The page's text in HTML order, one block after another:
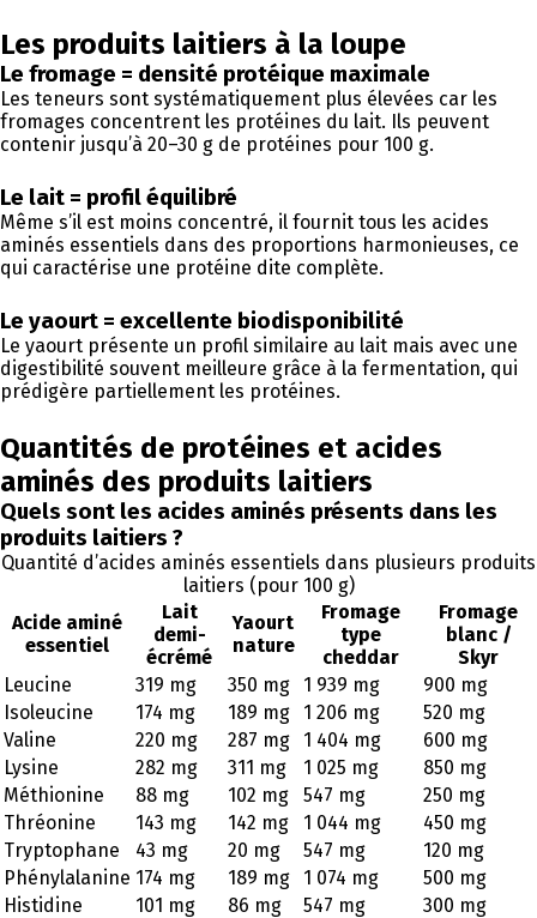
Les produits laitiers à la loupe
Le fromage = densité protéique maximale
Les teneurs sont systématiquement plus élevées car les
fromages concentrent les protéines du lait. Ils peuvent
contenir jusqu’à 20–30 g de protéines pour 100 g.
Le lait = profil équilibré
Même s’il est moins concentré, il fournit tous les acides
aminés essentiels dans des proportions harmonieuses, ce
qui caractérise une protéine dite complète.
Le yaourt = excellente biodisponibilité
Le yaourt présente un profil similaire au lait mais avec une
digestibilité souvent meilleure grâce à la fermentation, qui
prédigère partiellement les protéines.
Quantités de protéines et acides
aminés des produits laitiers
Quels sont les acides aminés présents dans les
produits laitiers ?
Quantité d’acides aminés essentiels dans plusieurs produits
laitiers (pour 100 g)
Acide aminé
essentiel
Lait
demi-
écrémé
Yaourt
nature
Fromage
type
cheddar
Fromage
blanc /
Skyr
Leucine
319 mg 350 mg 1 939 mg
900 mg
Isoleucine
174 mg 189 mg 1 206 mg
520 mg
Valine
220 mg 287 mg 1 404 mg
600 mg
Lysine
282 mg 311 mg 1 025 mg
850 mg
Méthionine
88 mg 102 mg 547 mg
250 mg
Thréonine
143 mg 142 mg 1 044 mg
450 mg
Tryptophane
43 mg 20 mg 547 mg
120 mg
Phénylalanine 174 mg 189 mg 1 074 mg
500 mg
Histidine
101 mg 86 mg 547 mg 300 mg